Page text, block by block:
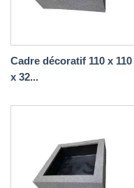
Cadre décoratif 110 x 110
x 32...